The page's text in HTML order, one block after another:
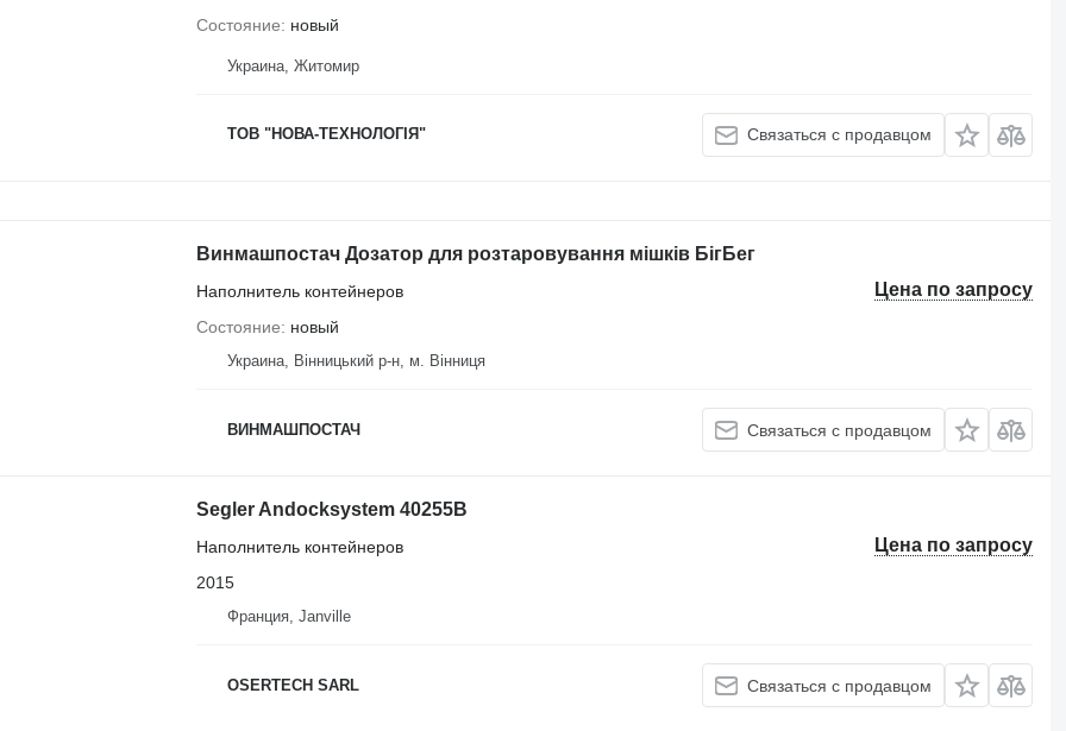
Состояние
новый
Украина, Житомир
ТОВ "НОВА-ТЕХНОЛОГІЯ" Связаться с продавцом
Винмашпостач Дозатор для розтаровування мішків БігБег
Цена по запросу
Наполнитель контейнеров
Состояние
новый
Украина, Вінницький р-н, м. Вінниця
ВИНМАШПОСТАЧ Связаться с продавцом
Segler Andocksystem 40255B
Цена по запросу
Наполнитель контейнеров
2015
Франция, Janville
OSERTECH SARL Связаться с продавцом